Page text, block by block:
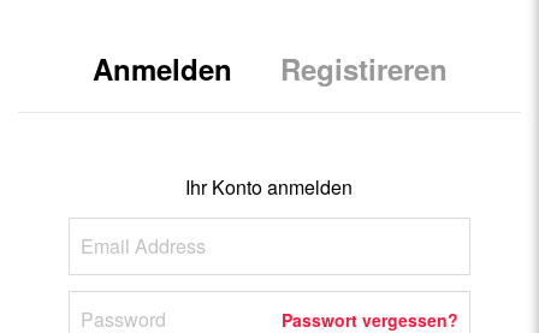
Anmelden Registireren
Ihr Konto anmelden
Passwort vergessen?